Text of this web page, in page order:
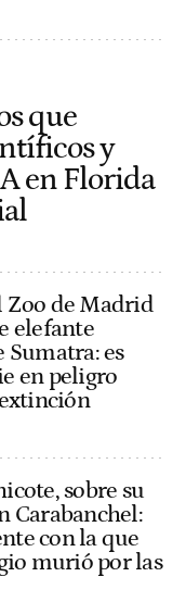
que
y
en Florida
Zoo de Madrid
elefante
Sumatra: es
en peligro
sobre su
Carabanchel:
con la que
murió por las